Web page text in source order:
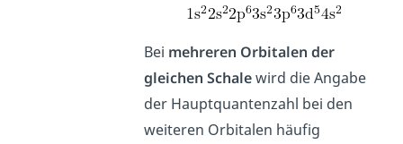
Bei mehreren Orbitalen der
gleichen Schalewird die Angabe
der Hauptquantenzahl bei den
weiteren Orbitalen häufig